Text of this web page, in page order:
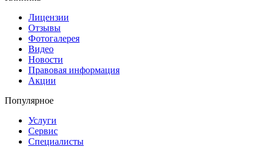
Лицензии
Отзывы
Фотогалерея
Видео
Новости
Правовая информация
Акции
Популярное
Услуги
Сервис
Специалисты